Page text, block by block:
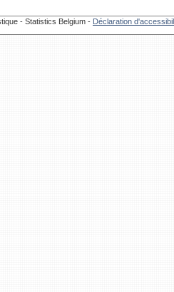
- Statistics Belgium - Déclaration